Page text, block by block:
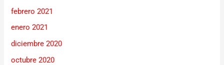
febrero 2021
enero 2021
diciembre 2020
octubre 2020